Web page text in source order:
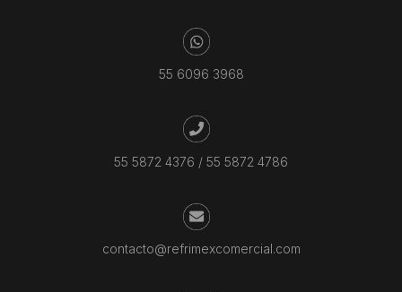
55 6096 3968
55 5872 4376 / 55 5872 4786
contacto@refrimexcomercial.com